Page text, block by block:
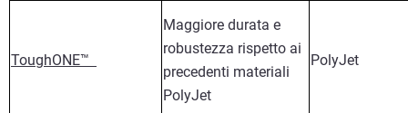
ToughONE™
Maggiore durata e
robustezza rispetto ai
precedenti materiali
PolyJet
PolyJet